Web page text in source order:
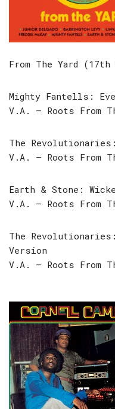
From The Yard (17th
Mighty Fantells:
V.A. – Roots From
The
V.A. – Roots From
Earth & Stone:
V.A. – Roots From
The
Version
V.A. – Roots From